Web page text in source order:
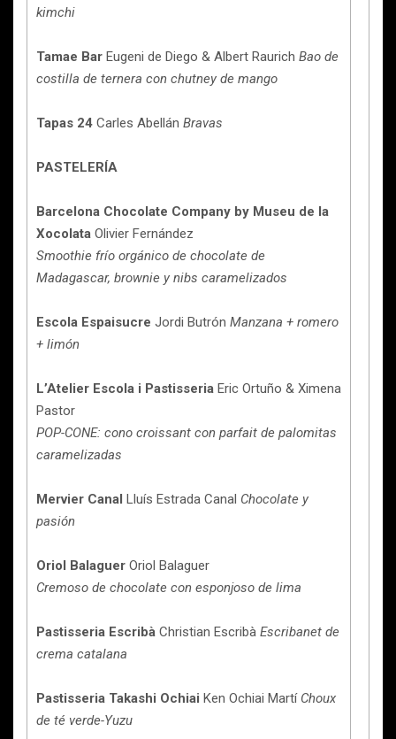
kimchi
Tamae Bar Eugeni de Diego & Albert Raurich Bao de
costilla de ternera con chutney de mango
Tapas 24 Carles Abellán Bravas
PASTELERÍA
Barcelona Chocolate Company by Museu de la
Xocolata Olivier Fernández
Smoothie frío orgánico de chocolate de
Madagascar, brownie y nibs caramelizados
Escola Espaisucre Jordi Butrón Manzana + romero
+ limón
L’Atelier Escola i Pastisseria Eric Ortuño & Ximena
Pastor
POP-CONE: cono croissant con parfait de palomitas
caramelizadas
Mervier Canal Lluís Estrada Canal Chocolate y
pasión
Oriol Balaguer Oriol Balaguer
Cremoso de chocolate con esponjoso de lima
Pastisseria Escribà Christian Escribà Escribanet de
crema catalana
Pastisseria Takashi Ochiai Ken Ochiai Martí Choux
de té verde-Yuzu